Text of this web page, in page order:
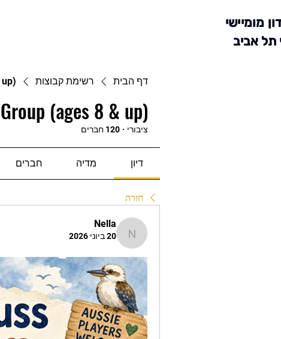
מומיישי
תל אביב
דף הבית רשימת קבוצות
(ages 8 & up)
ציבורי · 120 חברים
דיון מדיה חברים
חזרה
Nella
Nella
20 ביוני 2026